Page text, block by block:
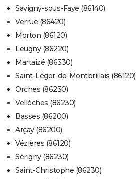
Savigny-sous-Faye (86140)
Verrue (86420)
Morton (86120)
Leugny (86220)
Martaizé (86330)
Saint-Léger-de-Montbrillais (86120)
Orches (86230)
Vellèches (86230)
Basses (86200)
Arçay (86200)
Vézières (86120)
Sérigny (86230)
Saint-Christophe (86230)